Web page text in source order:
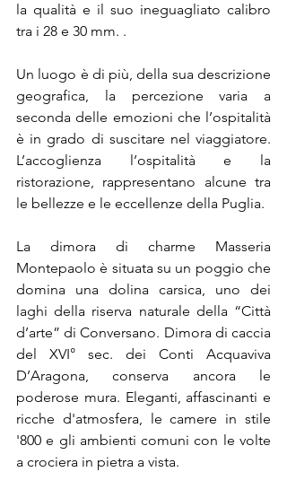
la qualità e il suo ineguagliato calibro
tra i 28 e 30 mm. .
Un luogo è di più, della sua descrizione
geografica, la percezione varia a
seconda delle emozioni che l’ospitalità
è in grado di suscitare nel viaggiatore.
L’accoglienza l’ospitalità e la
ristorazione, rappresentano alcune tra
le bellezze e le eccellenze della Puglia.
La dimora di charme Masseria
Montepaolo è situata su un poggio che
domina una dolina carsica, uno dei
laghi della riserva naturale della “Città
d’arte” di Conversano. Dimora di caccia
del XVI° sec. dei Conti Acquaviva
D’Aragona, conserva ancora le
poderose mura. Eleganti, affascinanti e
ricche d'atmosfera, le camere in stile
'800 e gli ambienti comuni con le volte
a crociera in pietra a vista.